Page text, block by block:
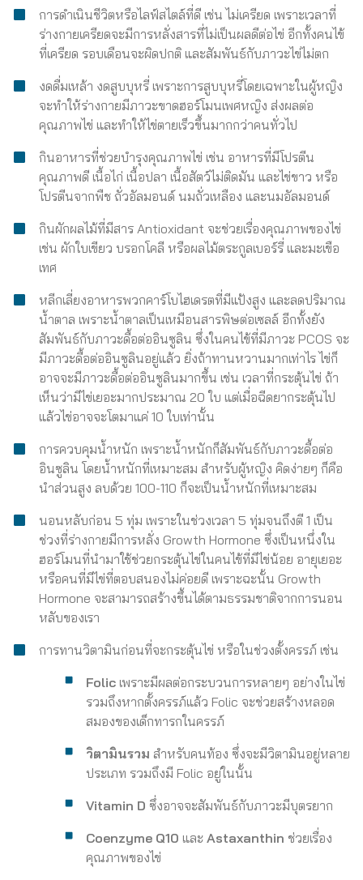
การดำเนินชีวิตหรือไลฟ์สไตล์ที่ดี เช่น ไม่เครียด เพราะเวลาที่
ร่างกายเครียดจะมีการหลั่งสารที่ไม่เป็นผลดีต่อไข่ อีกทั้งคนไข้
ที่เครียด รอบเดือนจะผิดปกติ และสัมพันธ์กับภาวะไข่ไม่ตก
งดดื่มเหล้า งดสูบบุหรี่ เพราะการสูบบุหรี่โดยเฉพาะในผู้หญิง
จะทำให้ร่างกายมีภาวะขาดฮอร์โมนเพศหญิง ส่งผลต่อ
คุณภาพไข่ และทำให้ไข่ตายเร็วขึ้นมากกว่าคนทั่วไป
กินอาหารที่ช่วยบำรุงคุณภาพไข่ เช่น อาหารที่มีโปรตีน
คุณภาพดี เนื้อไก่ เนื้อปลา เนื้อสัตว์ไม่ติดมัน และไข่ขาว หรือ
โปรตีนจากพืช ถั่วอัลมอนด์ นมถั่วเหลือง และนมอัลมอนด์
กินผักผลไม้ที่มีสาร Antioxidant จะช่วยเรื่องคุณภาพของไข่
เช่น ผักใบเขียว บรอกโคลี หรือผลไม้ตระกูลเบอร์รี่ และมะเขือ
เทศ
หลีกเลี่ยงอาหารพวกคาร์โบไฮเดรตที่มีแป้งสูง และลดปริมาณ
น้ำตาล เพราะน้ำตาลเป็นเหมือนสารพิษต่อเซลล์ อีกทั้งยัง
สัมพันธ์กับภาวะดื้อต่ออินซูลิน ซึ่งในคนไข้ที่มีภาวะ PCOS จะ
มีภาวะดื้อต่ออินซูลินอยู่แล้ว ยิ่งถ้าทานหวานมากเท่าไร ไข่ก็
อาจจะมีภาวะดื้อต่ออินซูลินมากขึ้น เช่น เวลาที่กระตุ้นไข่ ถ้า
เห็นว่ามีไข่เยอะมากประมาณ 20 ใบ แต่เมื่อฉีดยากระตุ้นไป
แล้วไข่อาจจะโตมาแค่ 10 ใบเท่านั้น
การควบคุมน้ำหนัก เพราะน้ำหนักก็สัมพันธ์กับภาวะดื้อต่อ
อินซูลิน โดยน้ำหนักที่เหมาะสม สำหรับผู้หญิง คิดง่ายๆ ก็คือ
นำส่วนสูง ลบด้วย 100-110 ก็จะเป็นน้ำหนักที่เหมาะสม
นอนหลับก่อน 5 ทุ่ม เพราะในช่วงเวลา 5 ทุ่มจนถึงตี 1 เป็น
ช่วงที่ร่างกายมีการหลั่ง Growth Hormone ซึ่งเป็นหนึ่งใน
ฮอร์โมนที่นำมาใช้ช่วยกระตุ้นไข่ในคนไข้ที่มีไข่น้อย อายุเยอะ
หรือคนที่มีไข่ที่ตอบสนองไม่ค่อยดี เพราะฉะนั้น Growth
Hormone จะสามารถสร้างขึ้นได้ตามธรรมชาติจากการนอน
หลับของเรา
การทานวิตามินก่อนที่จะกระตุ้นไข่ หรือในช่วงตั้งครรภ์ เช่น
Folic เพราะมีผลต่อกระบวนการหลายๆ อย่างในไข่
รวมถึงหากตั้งครรภ์แล้ว Folic จะช่วยสร้างหลอด
สมองของเด็กทารกในครรภ์
วิตามินรวม สำหรับคนท้อง ซึ่งจะมีวิตามินอยู่หลาย
ประเภท รวมถึงมี Folic อยู่ในนั้น
Vitamin D ซึ่งอาจจะสัมพันธ์กับภาวะมีบุตรยาก
Coenzyme Q10 และ Astaxanthin ช่วยเรื่อง
คุณภาพของไข่